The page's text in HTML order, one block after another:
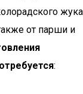
жука
от парши и
: